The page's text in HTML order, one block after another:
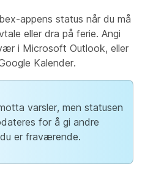
appens status når du må
eller dra på ferie. Angi
i Microsoft Outlook, eller
Kalender.
varsler, men statusen
for å gi andre
er fraværende.